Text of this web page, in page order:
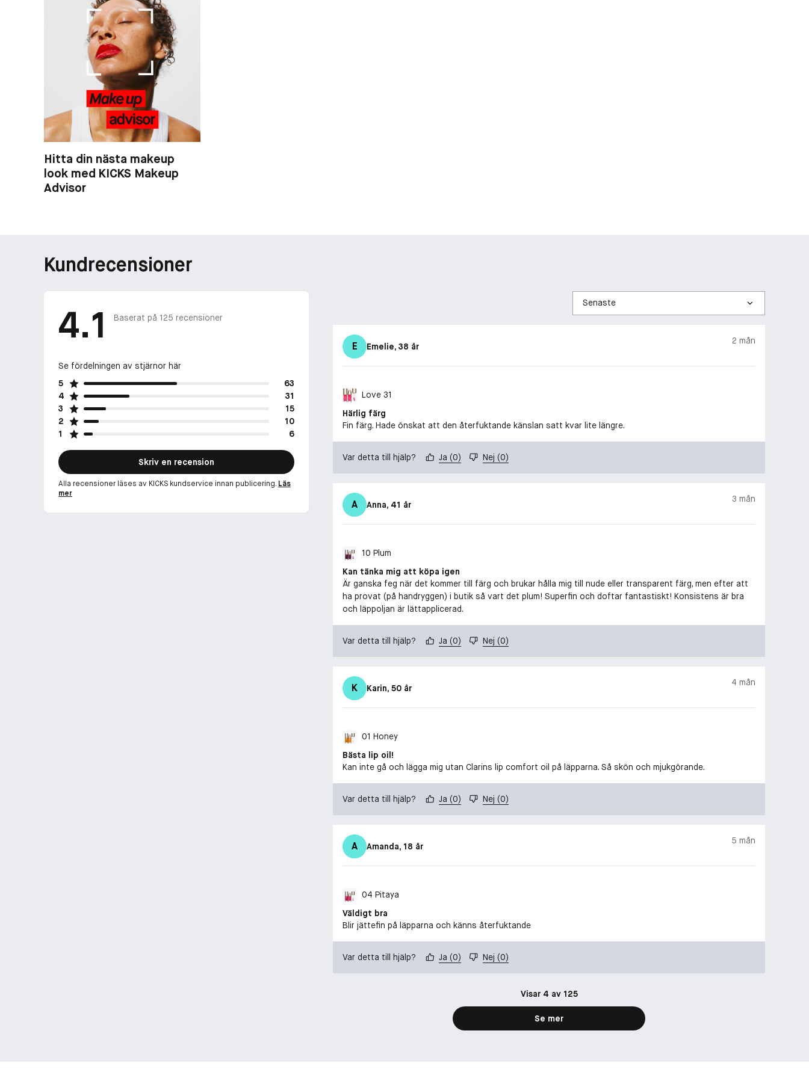
Hitta din nästa makeup
look med KICKS Makeup
Advisor
Kundrecensioner
4.1 Baserat på 125 recensioner
Se fördelningen av stjärnor här
5
63
4
31
3
15
2
10
1
6
Skriv en recension
Alla recensioner läses av KICKS kundservice innan publicering. Läs
mer
Sortera
efter
E Emelie, 38 år
2 mån
Love 31
Härlig färg
Fin färg. Hade önskat att den återfuktande känslan satt kvar lite längre.
Var detta till hjälp? Ja (0) Nej (0)
A Anna, 41 år
3 mån
10 Plum
Kan tänka mig att köpa igen
Är ganska feg när det kommer till färg och brukar hålla mig till nude eller transparent färg, men efter att
ha provat (på handryggen) i butik så vart det plum! Superfin och doftar fantastiskt! Konsistens är bra
och läppoljan är lättapplicerad.
Var detta till hjälp? Ja (0) Nej (0)
K Karin, 50 år
4 mån
01 Honey
Bästa lip oil!
Kan inte gå och lägga mig utan Clarins lip comfort oil på läpparna. Så skön och mjukgörande.
Var detta till hjälp? Ja (0) Nej (0)
A Amanda, 18 år
5 mån
04 Pitaya
Väldigt bra
Blir jättefin på läpparna och känns återfuktande
Var detta till hjälp? Ja (0) Nej (0)
Visar 4 av 125
Se mer